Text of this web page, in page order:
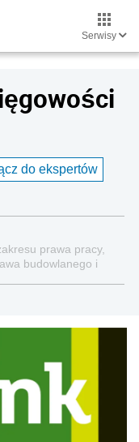
Serwisy
do ekspertów
prawa pracy,
budowlanego i